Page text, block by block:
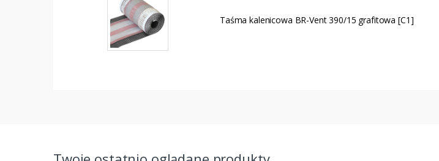
Taśma kalenicowa BR-Vent 390/15 grafitowa [C1]